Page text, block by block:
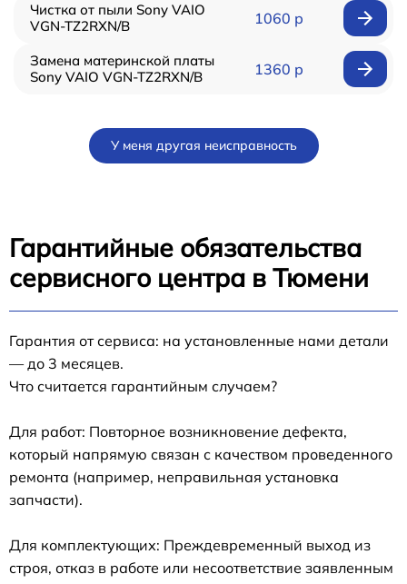
Чистка от пыли Sony VAIO
VGN-TZ2RXN/B
1060 р
Замена материнской платы
Sony VAIO VGN-TZ2RXN/B
1360 р
У меня другая неисправность
Гарантийные обязательства
сервисного центра в Тюмени
Гарантия от сервиса: на установленные нами детали
— до 3 месяцев.
Что считается гарантийным случаем?
Для работ: Повторное возникновение дефекта,
который напрямую связан с качеством проведенного
ремонта (например, неправильная установка
запчасти).
Для комплектующих: Преждевременный выход из
строя, отказ в работе или несоответствие заявленным